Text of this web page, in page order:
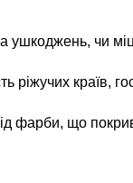
ушкоджень, чи
ріжучих країв,
фарби, що